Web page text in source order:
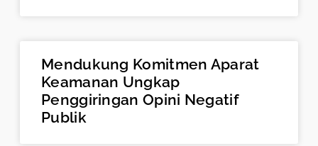
Mendukung Komitmen Aparat
Keamanan Ungkap
Penggiringan Opini Negatif
Publik